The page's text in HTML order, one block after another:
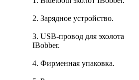
2. Зарядное устройство.
3. USB-провод для эхолота
IBobber.
4. Фирменная упаковка.